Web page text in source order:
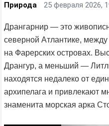
Природа 25 февраля 2026,
Дрангарнир — это
северной Атлантике,
на Фарерских островах.
Дрангур, а меньший —
находятся недалеко от
архипелага и привлекают
знаменита морская арка